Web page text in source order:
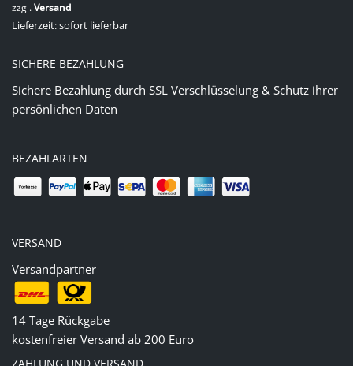
zzgl.Versand
Lieferzeit: sofort lieferbar
SICHERE BEZAHLUNG
Sichere Bezahlung durch SSL Verschlüsselung & Schutz ihrer
persönlichen Daten
BEZAHLARTEN
VERSAND
Versandpartner
14 Tage Rückgabe
kostenfreier Versand ab 200 Euro